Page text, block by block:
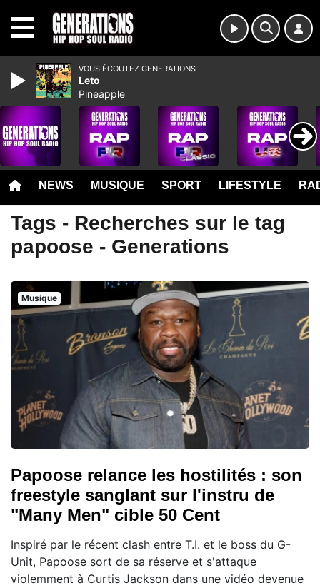
NEWS MUSIQUE SPORT LIFESTYLE
Tags - Recherches sur le tag
papoose - Generations
Musique
Papoose relance les hostilités : son
freestyle sanglant sur l'instru de
"Many Men" cible 50 Cent
Inspiré par le récent clash entre T.I. et le boss du G-
Unit, Papoose sort de sa réserve et s'attaque
violemment à Curtis Jackson dans une vidéo devenue
VOUS ÉCOUTEZ GENERATIONS
Leto
Pineapple